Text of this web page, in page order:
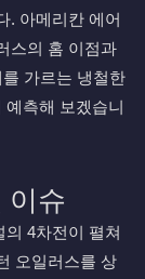
. 아메리칸 에어
스의 홈 이점과
가르는 냉철한
측해 보겠습니
이슈
의 4차전이 펼쳐
오일러스를 상